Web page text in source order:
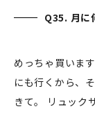
Q35. 月に
めっちゃ買いま
にも行くから、
きて。 リュック